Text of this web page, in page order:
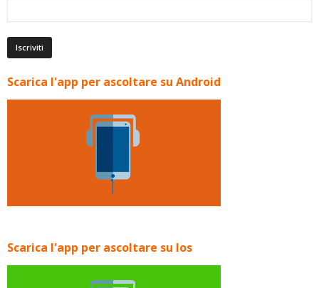
Scarica l'app per ascoltare su Android
Scarica l'app per ascoltare su Ios